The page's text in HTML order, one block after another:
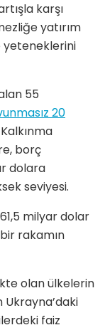
karşı
yatırım
55
20
borç
dolara
seviyesi.
milyar dolar
rakamın
olan ülkelerin
Ukrayna’daki
faiz